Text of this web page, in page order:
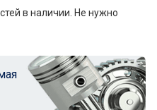
в наличии. Не нужно